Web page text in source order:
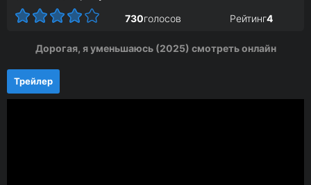
730голосов Рейтинг4
Дорогая, я уменьшаюсь (2025) смотреть онлайн
Трейлер